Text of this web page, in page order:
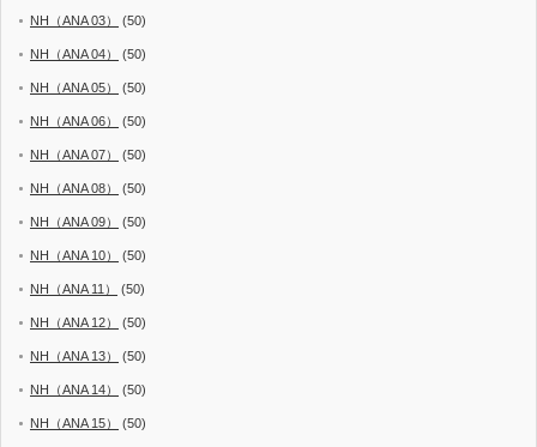
NH（ANA 03） (50)
NH（ANA 04） (50)
NH（ANA 05） (50)
NH（ANA 06） (50)
NH（ANA 07） (50)
NH（ANA 08） (50)
NH（ANA 09） (50)
NH（ANA 10） (50)
NH（ANA 11） (50)
NH（ANA 12） (50)
NH（ANA 13） (50)
NH（ANA 14） (50)
NH（ANA 15） (50)